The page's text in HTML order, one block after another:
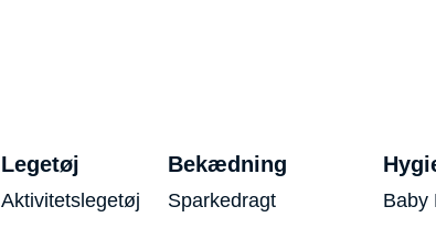
Legetøj
Aktivitetslegetøj
Bekædning
Sparkedragt Baby